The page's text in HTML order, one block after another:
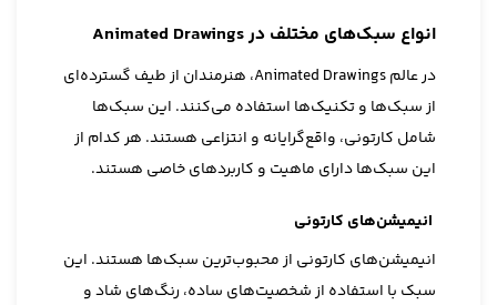
انواع سبک‌های مختلف در Animated Drawings
در عالم Animated Drawings، هنرمندان از طیف گسترده‌ای
از سبک‌ها و تکنیک‌ها استفاده می‌کنند. این سبک‌ها
شامل کارتونی، واقع‌گرایانه و انتزاعی هستند. هر کدام از
این سبک‌ها دارای ماهیت و کاربردهای خاصی هستند.
انیمیشن‌های کارتونی
انیمیشن‌های کارتونی از محبوب‌ترین سبک‌ها هستند. این
سبک با استفاده از شخصیت‌های ساده، رنگ‌های شاد و